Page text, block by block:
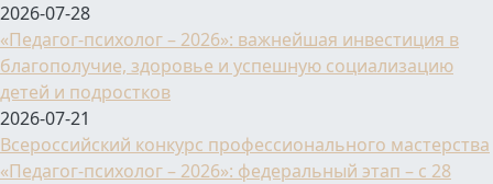
2026-07-28
«Педагог-психолог – 2026»: важнейшая инвестиция в
благополучие, здоровье и успешную социализацию
детей и подростков
2026-07-21
Всероссийский конкурс профессионального мастерства
«Педагог-психолог – 2026»: федеральный этап – с 28